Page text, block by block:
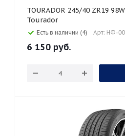
TOURADOR 245/40 ZR19 98W XL X Speed TU1 ,
Tourador
Есть в наличии (4) Арт: НФ-
6 150 руб.